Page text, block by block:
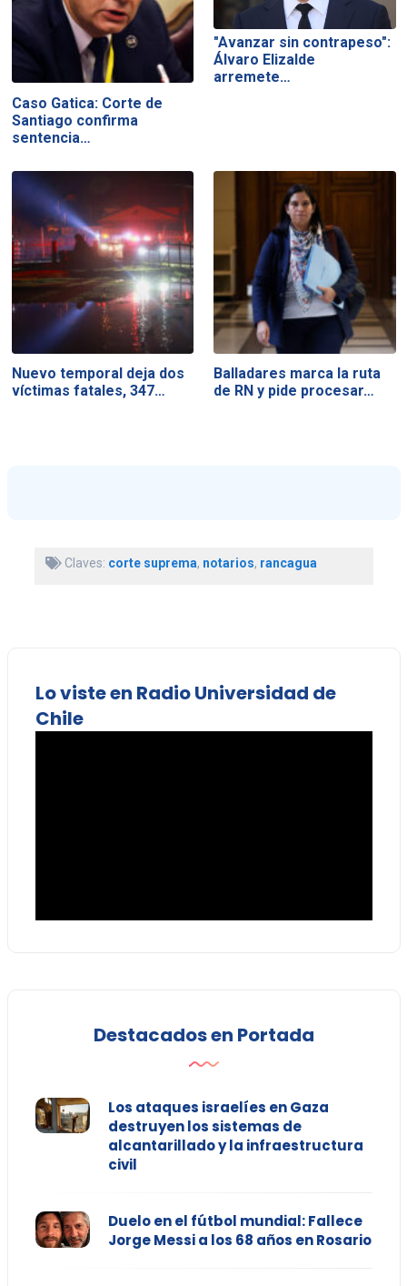
Caso Gatica: Corte de
Santiago confirma
sentencia…
"Avanzar sin contrapeso":
Álvaro Elizalde
arremete…
Nuevo temporal deja dos
víctimas fatales, 347…
Balladares marca la ruta
de RN y pide procesar…
Claves: corte suprema, notarios, rancagua
Lo viste en Radio Universidad de
Chile
Destacados en Portada
Los ataques israelíes en Gaza
destruyen los sistemas de
alcantarillado y la infraestructura
civil
Duelo en el fútbol mundial: Fallece
Jorge Messi a los 68 años en Rosario